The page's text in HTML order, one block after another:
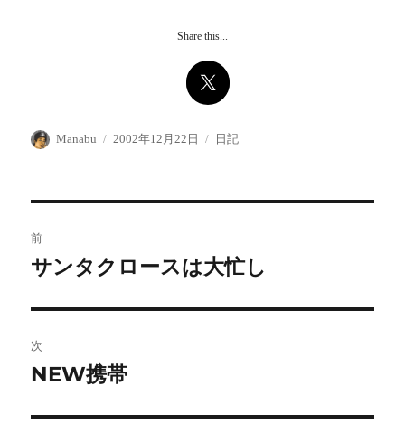
Share this...
投
Manabu
投
2002年12月22日
カ
日記
稿
ビ
ゲ
ー
前
前
投
稿:
サンタクロースは大忙し
次
次
投
NEW携帯